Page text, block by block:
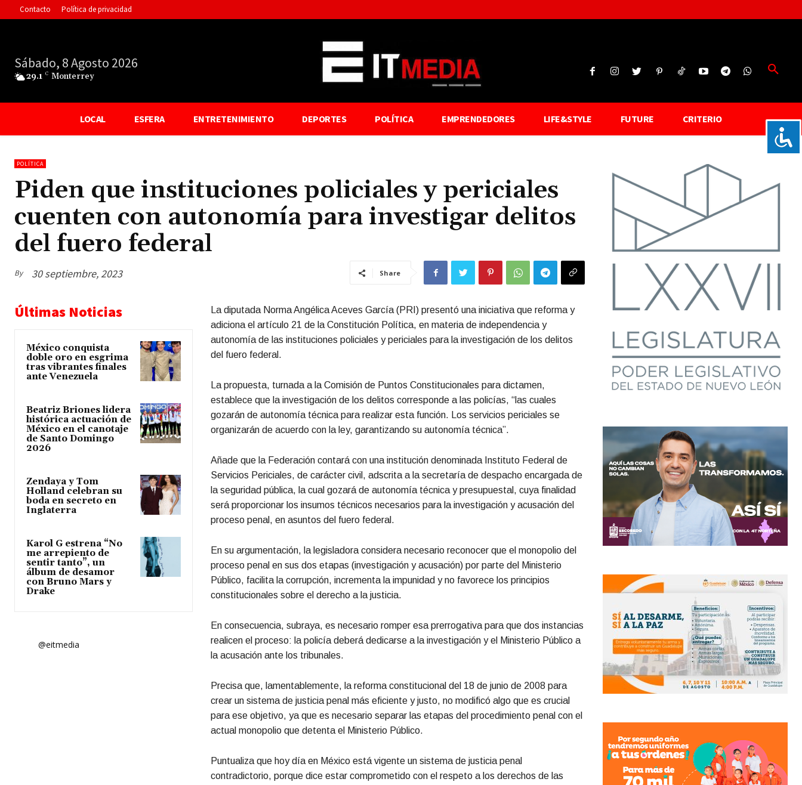
Contacto Política de privacidad
Sábado, 8 Agosto 2026
29.1 C Monterrey
LOCAL ESFERA ENTRETENIMIENTO DEPORTES POLÍTICA EMPRENDEDORES LIFE&STYLE FUTURE CRITERIO
POLÍTICA
Piden que instituciones policiales y periciales
cuenten con autonomía para investigar delitos
del fuero federal
By 30 septiembre, 2023 Share
Últimas Noticias
México conquista
doble oro en esgrima
tras vibrantes finales
ante Venezuela
Beatriz Briones lidera
histórica actuación de
México en el canotaje
de Santo Domingo
2026
Zendaya y Tom
Holland celebran su
boda en secreto en
Inglaterra
Karol G estrena “No
me arrepiento de
sentir tanto”, un
álbum de desamor
con Bruno Mars y
Drake
@eitmedia
La diputada Norma Angélica Aceves García (PRI) presentó una iniciativa que reforma y
adiciona el artículo 21 de la Constitución Política, en materia de independencia y
autonomía de las instituciones policiales y periciales para la investigación de los delitos
del fuero federal.
La propuesta, turnada a la Comisión de Puntos Constitucionales para dictamen,
establece que la investigación de los delitos corresponde a las policías, “las cuales
gozarán de autonomía técnica para realizar esta función. Los servicios periciales se
organizarán de acuerdo con la ley, garantizando su autonomía técnica”.
Añade que la Federación contará con una institución denominada Instituto Federal de
Servicios Periciales, de carácter civil, adscrita a la secretaría de despacho encargada de
la seguridad pública, la cual gozará de autonomía técnica y presupuestal, cuya finalidad
será proporcionar los insumos técnicos necesarios para la investigación y acusación del
proceso penal, en asuntos del fuero federal.
En su argumentación, la legisladora considera necesario reconocer que el monopolio del
proceso penal en sus dos etapas (investigación y acusación) por parte del Ministerio
Público, facilita la corrupción, incrementa la impunidad y no favorece los principios
constitucionales sobre el derecho a la justicia.
En consecuencia, subraya, es necesario romper esa prerrogativa para que dos instancias
realicen el proceso: la policía deberá dedicarse a la investigación y el Ministerio Público a
la acusación ante los tribunales.
Precisa que, lamentablemente, la reforma constitucional del 18 de junio de 2008 para
crear un sistema de justicia penal más eficiente y justo, no modificó algo que es crucial
para ese objetivo, ya que es necesario separar las etapas del procedimiento penal con el
actual monopolio que detenta el Ministerio Público.
Puntualiza que hoy día en México está vigente un sistema de justicia penal
contradictorio, porque dice estar comprometido con el respeto a los derechos de las